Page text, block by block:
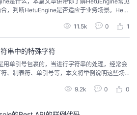
，判断HetuEngine是否适应于业务场景。Hetu
式分析，整个链条数据消费时延长，对“反欺
在不满足的情况；效率低：数据从Hadoop...
11.5k 0 1
串中的特殊字符
单引号包裹的，当进行字符串的处理，经常会
、制表符、单引号等，本文将举例说明这些场
select 'HetuEngine''s synt
9.2k 0 0